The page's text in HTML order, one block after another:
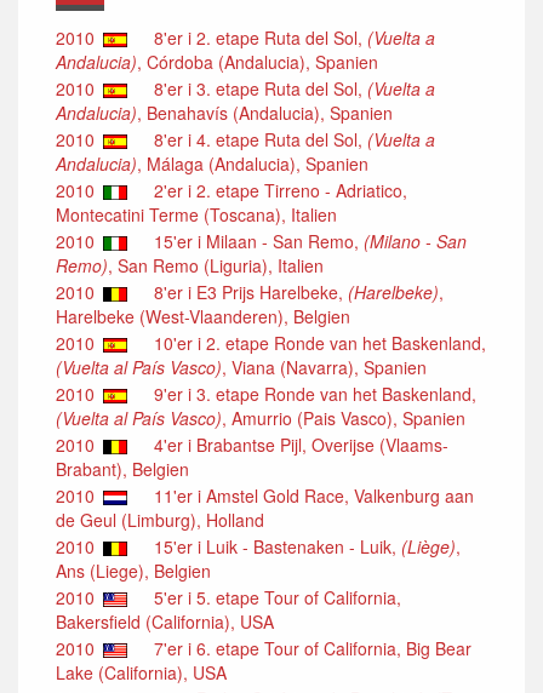
2010 8'er i 2. etape Ruta del Sol, (Vuelta a
Andalucia), Córdoba (Andalucia), Spanien
2010
8'er i 3. etape Ruta del Sol, (Vuelta a
Andalucia), Benahavís (Andalucia), Spanien
2010
8'er i 4. etape Ruta del Sol, (Vuelta a
Andalucia), Málaga (Andalucia), Spanien
2010
2'er i 2. etape Tirreno - Adriatico,
Montecatini Terme (Toscana), Italien
2010
15'er i Milaan - San Remo, (Milano - San
Remo), San Remo (Liguria), Italien
2010
8'er i E3 Prijs Harelbeke, (Harelbeke),
Harelbeke (West-Vlaanderen), Belgien
2010
10'er i 2. etape Ronde van het Baskenland,
(Vuelta al País Vasco), Viana (Navarra), Spanien
2010
9'er i 3. etape Ronde van het Baskenland,
(Vuelta al País Vasco), Amurrio (Pais Vasco), Spanien
2010
4'er i Brabantse Pijl, Overijse (Vlaams-
Brabant), Belgien
2010
11'er i Amstel Gold Race, Valkenburg aan
de Geul (Limburg), Holland
2010
15'er i Luik - Bastenaken - Luik, (Liège),
Ans (Liege), Belgien
2010
5'er i 5. etape Tour of California,
Bakersfield (California), USA
2010
7'er i 6. etape Tour of California, Big Bear
Lake (California), USA